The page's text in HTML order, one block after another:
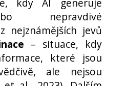
kdy AI generuje
nepravdivé
nejznámějších jevů
– situace, kdy
které jsou
ale nejsou